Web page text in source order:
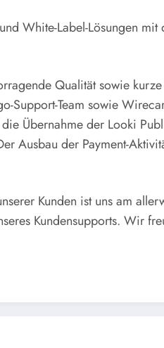
White-Label-Lösungen mit
Qualität sowie
Support-Team sowie
Übernahme der Looki
Ausbau der Payment-
Kunden ist uns am
Kundensupports. Wir